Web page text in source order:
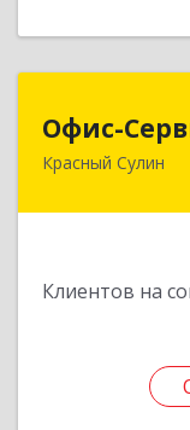
Офис-
Красный Сулин
Клиентов на
346350,